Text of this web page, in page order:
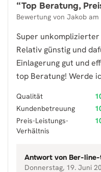
“Top Beratung,
Bewertung von Jakob am
Super
Relativ günstig und
Einlagerung gut und
top Beratung! Werde
Qualität
Kundenbetreuung
Preis-Leistungs-
Verhältnis
Antwort von Ber-
Donnerstag, 19. Juni